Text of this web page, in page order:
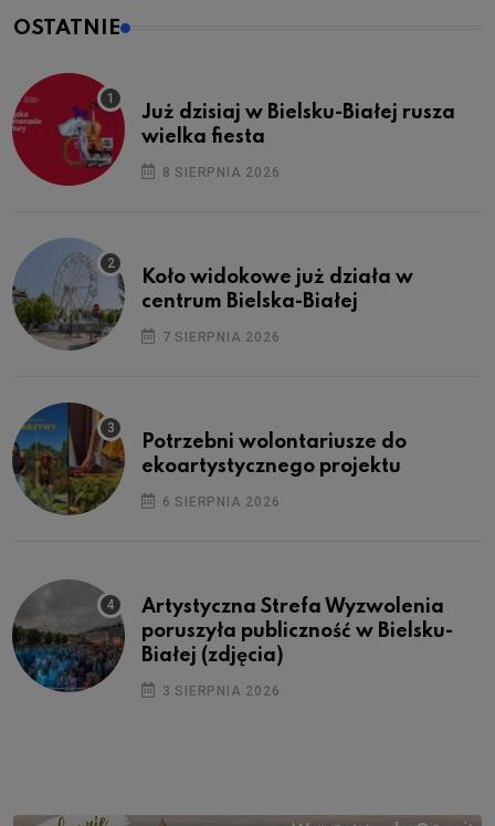
OSTATNIE
Już dzisiaj w Bielsku-Białej rusza
wielka fiesta
8 SIERPNIA 2026
Koło widokowe już działa w
centrum Bielska-Białej
7 SIERPNIA 2026
Potrzebni wolontariusze do
ekoartystycznego projektu
6 SIERPNIA 2026
Artystyczna Strefa Wyzwolenia
poruszyła publiczność w Bielsku-
Białej (zdjęcia)
3 SIERPNIA 2026